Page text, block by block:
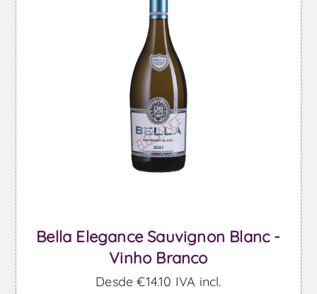
Bella Elegance Sauvignon Blanc -
Vinho Branco
Desde €14,10 IVA incl.